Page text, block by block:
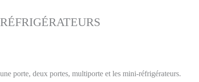
RÉFRIGÉRATEURS
porte, deux portes, multiporte et les mini-réfrigérateurs.